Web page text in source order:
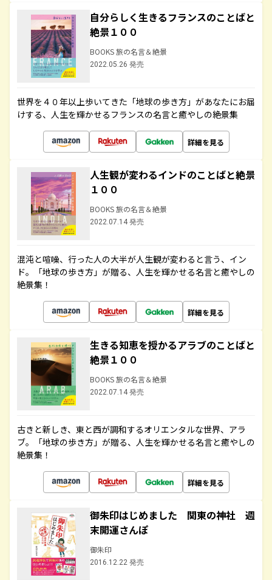
自分らしく生きるフランスのことばと
絶景１００
BOOKS 旅の名言＆絶景
2022.05.26 発売
世界を４０年以上歩いてきた「地球の歩き方」があなたにお届
けする、人生を輝かせるフランスの名言と癒やしの絶景集
詳細を見る
人生観が変わるインドのことばと絶景
１００
BOOKS 旅の名言＆絶景
2022.07.14 発売
混沌と喧噪、行った人の大半が人生観が変わると言う、イン
ド。「地球の歩き方」が贈る、人生を輝かせる名言と癒やしの
絶景集！
詳細を見る
生きる知恵を授かるアラブのことばと
絶景１００
BOOKS 旅の名言＆絶景
2022.07.14 発売
古きと新しき、東と西が調和するオリエンタルな世界、アラ
ブ。「地球の歩き方」が贈る、人生を輝かせる名言と癒やしの
絶景集！
詳細を見る
御朱印はじめました 関東の神社 週
末開運さんぽ
御朱印
2016.12.22 発売